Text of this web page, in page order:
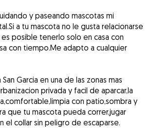
y paseando mascotas mi
a tu mascota no le gusta relacionarse
posible tenerlo solo en casa con
con tiempo.Me adapto a cualquier
Garcia en una de las zonas mas
privada y facil de aparcar,la
con patio,sombra y
que tu mascota pueda correr,jugar
el collar sin peligro de escaparse.